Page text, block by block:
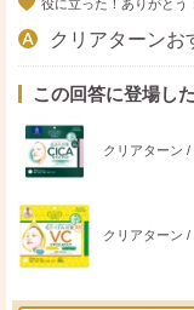
役に立った！ありがとう：
クリアターンお
この回答に登場し
クリアターン /
クリアターン /